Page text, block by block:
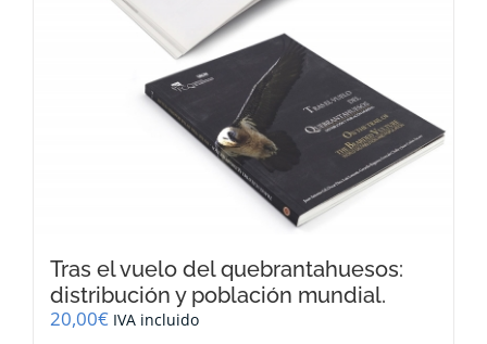
Tras el vuelo del quebrantahuesos:
distribución y población mundial.
20,00€ IVA incluido